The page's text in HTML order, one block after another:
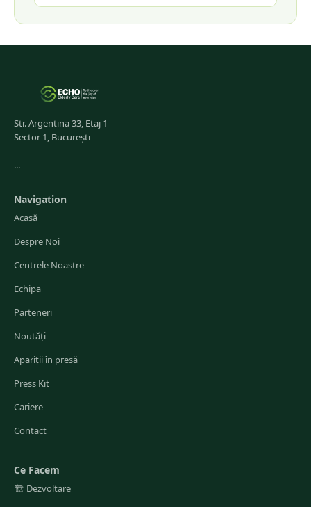
Str. Argentina 33, Etaj 1
Sector 1, București
...
Navigation
Acasă
Despre Noi
Centrele Noastre
Echipa
Parteneri
Noutăți
Apariții în presă
Press Kit
Cariere
Contact
Ce Facem
🏗️ Dezvoltare